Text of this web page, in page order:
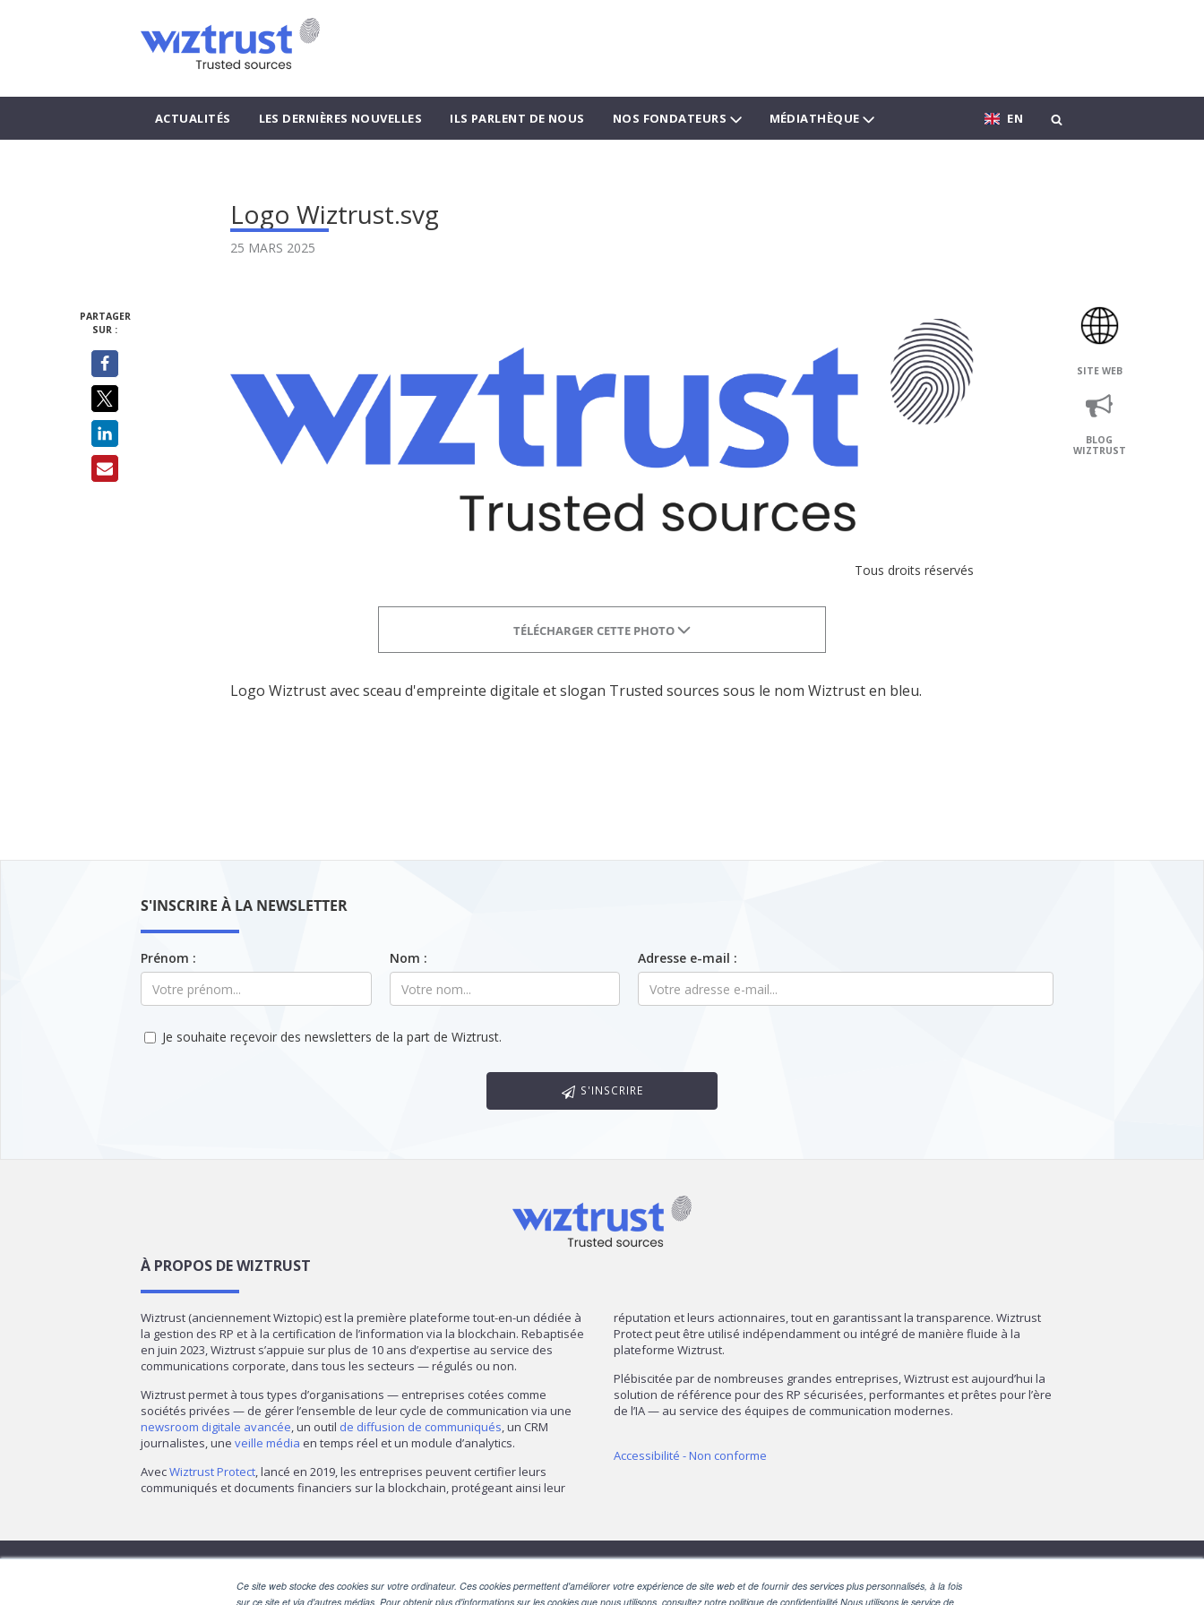
Ce site web stocke des cookies sur votre ordinateur. Ces cookies permettent d'améliorer votre expérience de site web et de fournir des services plus personnalisés, à la fois
sur ce site et via d'autres médias. Pour obtenir plus d'informations sur les cookies que nous utilisons, consultez notre politique de confidentialité.Nous utilisons le service de
EN
ACTUALITÉS LES DERNIÈRES NOUVELLES ILS PARLENT DE NOUS NOS FONDATEURS MÉDIATHÈQUE
Logo Wiztrust.svg
25 MARS 2025
PARTAGER
SUR :
SITE WEB
BLOG
WIZTRUST
Tous droits réservés
TÉLÉCHARGER CETTE PHOTO
Logo Wiztrust avec sceau d'empreinte digitale et slogan Trusted sources sous le nom Wiztrust en bleu.
S'INSCRIRE À LA NEWSLETTER
Prénom : Nom : Adresse e-mail :
Je souhaite reçevoir des newsletters de la part de Wiztrust.
S'INSCRIRE
À PROPOS DE WIZTRUST
Wiztrust (anciennement Wiztopic) est la première plateforme tout-en-un dédiée à
la gestion des RP et à la certification de l’information via la blockchain. Rebaptisée
en juin 2023, Wiztrust s’appuie sur plus de 10 ans d’expertise au service des
communications corporate, dans tous les secteurs — régulés ou non.
Wiztrust permet à tous types d’organisations — entreprises cotées comme
sociétés privées — de gérer l’ensemble de leur cycle de communication via une
newsroom digitale avancée, un outil de diffusion de communiqués, un CRM
journalistes, une veille média en temps réel et un module d’analytics.
AvecWiztrust Protect, lancé en 2019, les entreprises peuvent certifier leurs
communiqués et documents financiers sur la blockchain, protégeant ainsi leur
réputation et leurs actionnaires, tout en garantissant la transparence. Wiztrust
Protect peut être utilisé indépendamment ou intégré de manière fluide à la
plateforme Wiztrust.
Plébiscitée par de nombreuses grandes entreprises, Wiztrust est aujourd’hui la
solution de référence pour des RP sécurisées, performantes et prêtes pour l’ère
de l’IA — au service des équipes de communication modernes.
Accessibilité - Non conforme
SUIVEZ-NOUS